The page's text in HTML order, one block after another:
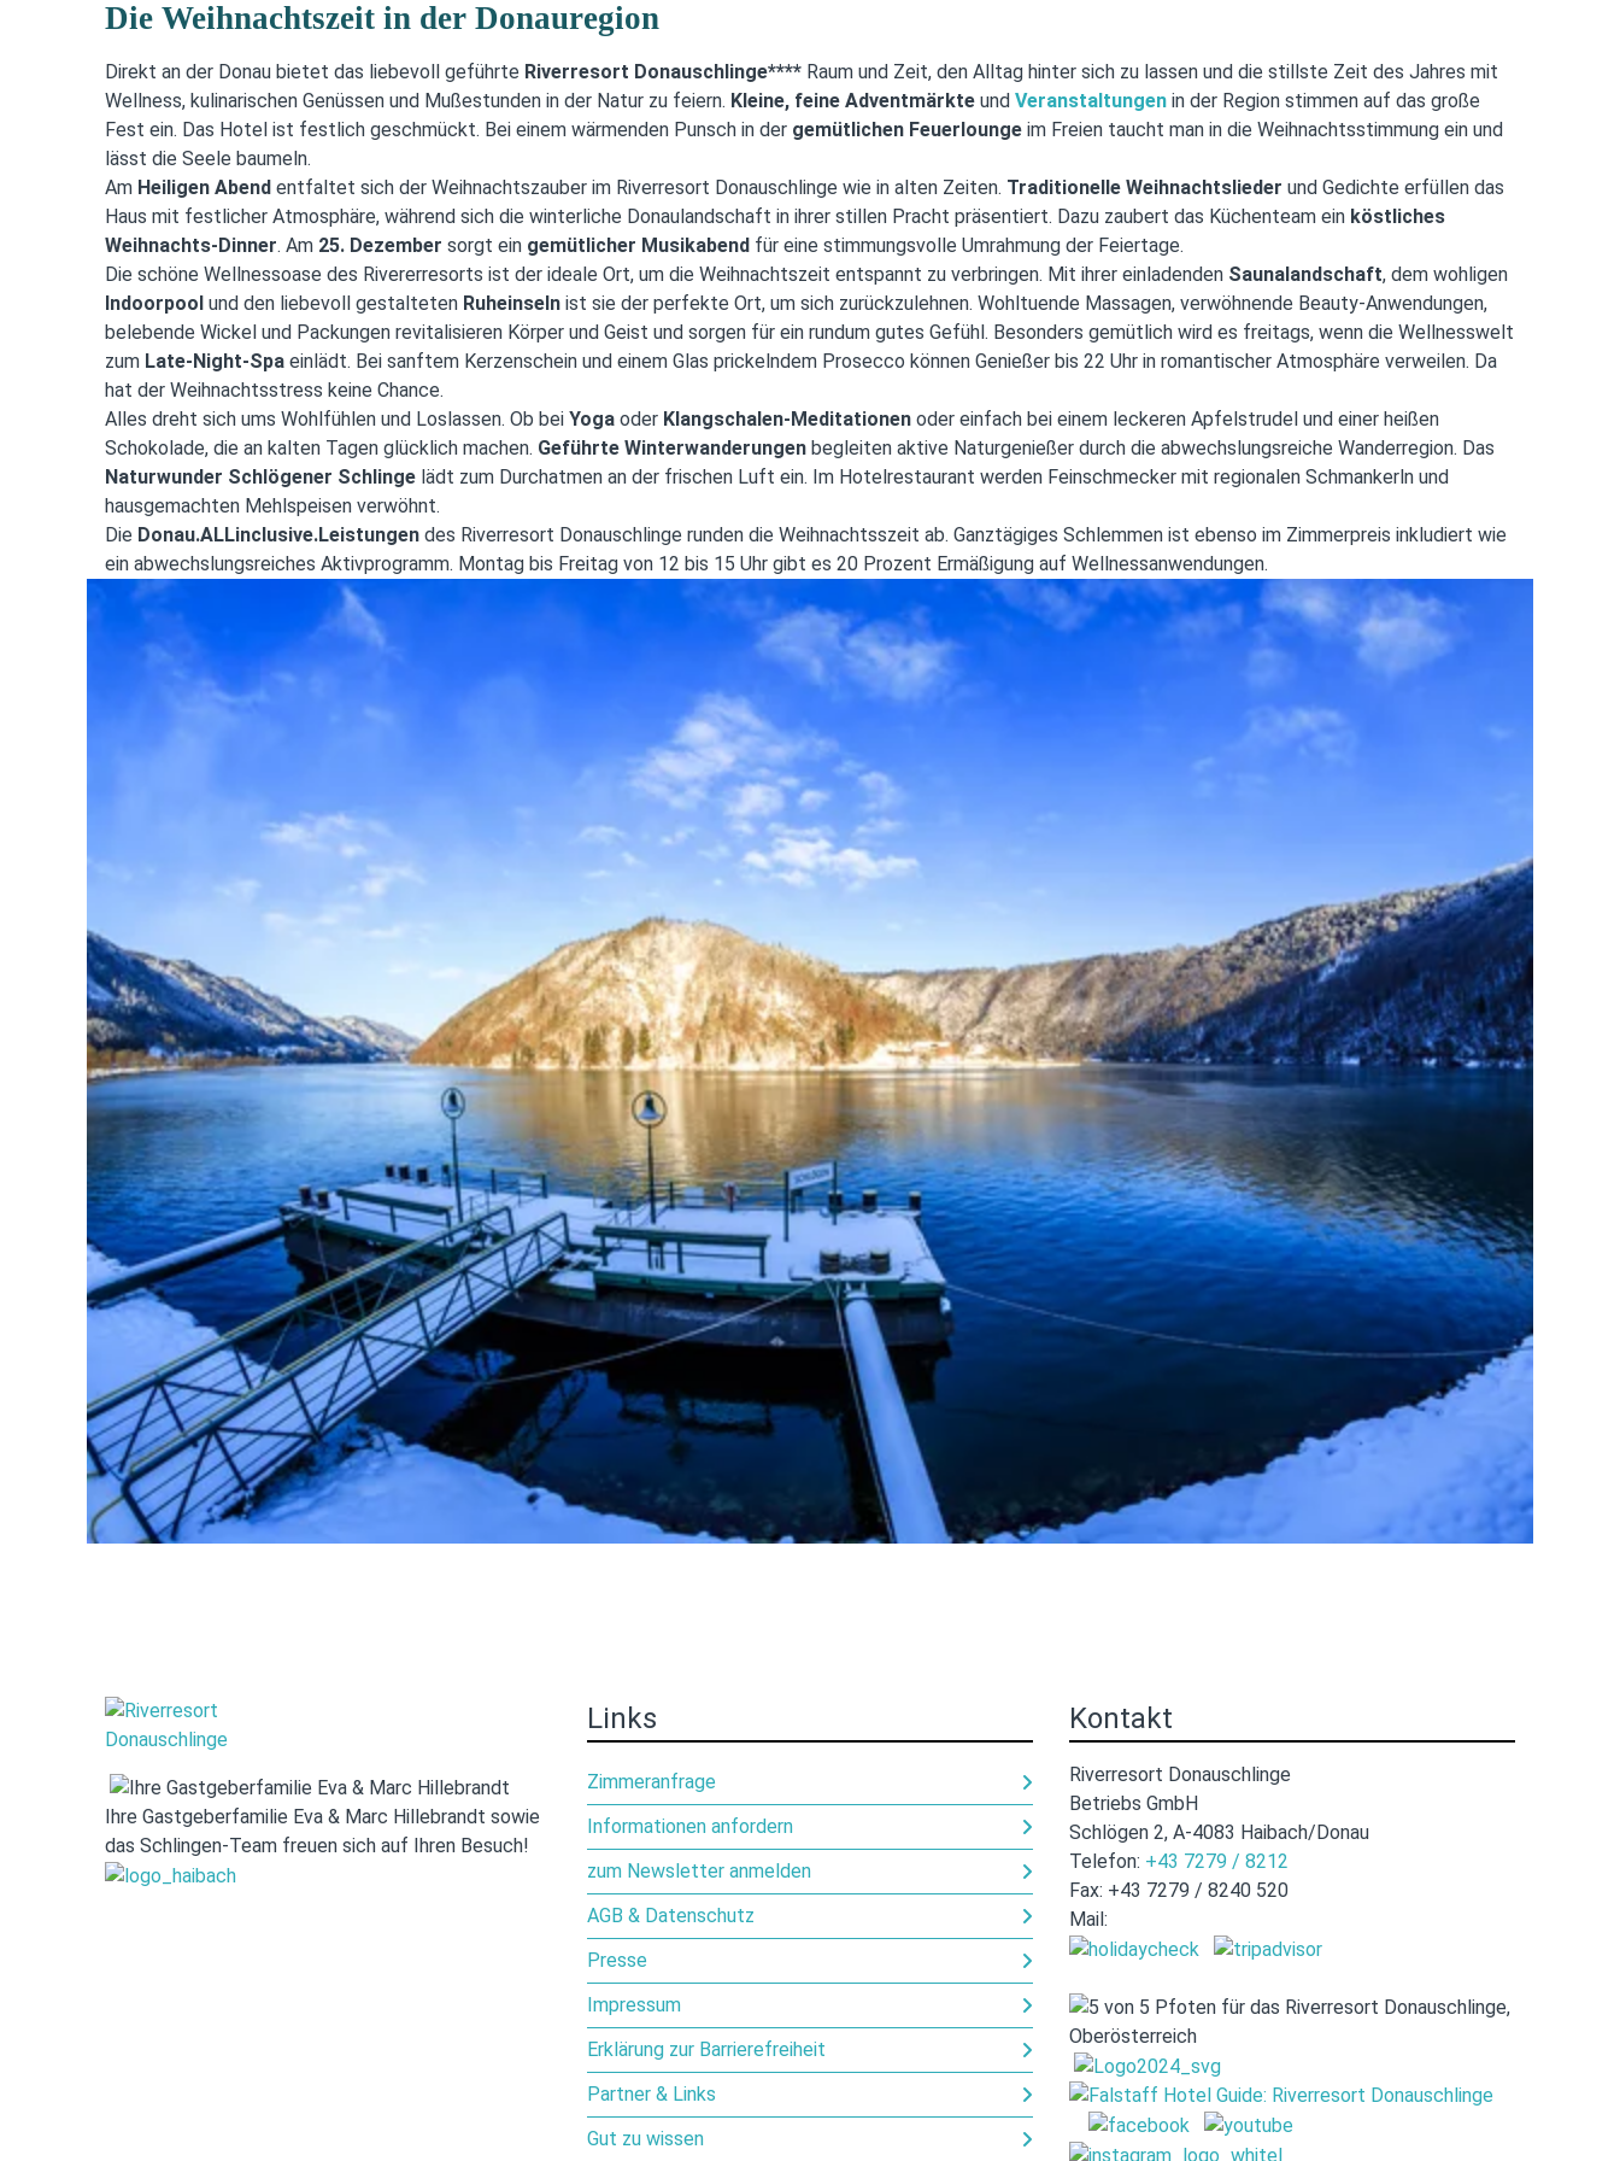
Die Weihnachtszeit in der Donauregion
Direkt an der Donau bietet das liebevoll geführte Riverresort Donauschlinge**** Raum und Zeit, den Alltag hinter sich zu lassen und die stillste Zeit des Jahres mit
Wellness, kulinarischen Genüssen und Mußestunden in der Natur zu feiern. Kleine, feine Adventmärkte und Veranstaltungen in der Region stimmen auf das große
Fest ein. Das Hotel ist festlich geschmückt. Bei einem wärmenden Punsch in der gemütlichen Feuerlounge im Freien taucht man in die Weihnachtsstimmung ein und
lässt die Seele baumeln.
Am Heiligen Abend entfaltet sich der Weihnachtszauber im Riverresort Donauschlinge wie in alten Zeiten. Traditionelle Weihnachtslieder und Gedichte erfüllen das
Haus mit festlicher Atmosphäre, während sich die winterliche Donaulandschaft in ihrer stillen Pracht präsentiert. Dazu zaubert das Küchenteam ein köstliches
Weihnachts-Dinner. Am 25. Dezember sorgt ein gemütlicher Musikabend für eine stimmungsvolle Umrahmung der Feiertage.
Die schöne Wellnessoase des Rivererresorts ist der ideale Ort, um die Weihnachtszeit entspannt zu verbringen. Mit ihrer einladenden Saunalandschaft, dem wohligen
Indoorpool und den liebevoll gestalteten Ruheinseln ist sie der perfekte Ort, um sich zurückzulehnen. Wohltuende Massagen, verwöhnende Beauty-Anwendungen,
belebende Wickel und Packungen revitalisieren Körper und Geist und sorgen für ein rundum gutes Gefühl. Besonders gemütlich wird es freitags, wenn die Wellnesswelt
zum Late-Night-Spa einlädt. Bei sanftem Kerzenschein und einem Glas prickelndem Prosecco können Genießer bis 22 Uhr in romantischer Atmosphäre verweilen. Da
hat der Weihnachtsstress keine Chance.
Alles dreht sich ums Wohlfühlen und Loslassen. Ob bei Yoga oder Klangschalen-Meditationen oder einfach bei einem leckeren Apfelstrudel und einer heißen
Schokolade, die an kalten Tagen glücklich machen. Geführte Winterwanderungen begleiten aktive Naturgenießer durch die abwechslungsreiche Wanderregion. Das
Naturwunder Schlögener Schlinge lädt zum Durchatmen an der frischen Luft ein. Im Hotelrestaurant werden Feinschmecker mit regionalen Schmankerln und
hausgemachten Mehlspeisen verwöhnt.
Die Donau.ALLinclusive.Leistungen des Riverresort Donauschlinge runden die Weihnachtsszeit ab. Ganztägiges Schlemmen ist ebenso im Zimmerpreis inkludiert wie
ein abwechslungsreiches Aktivprogramm. Montag bis Freitag von 12 bis 15 Uhr gibt es 20 Prozent Ermäßigung auf Wellnessanwendungen.
Ihre Gastgeberfamilie Eva & Marc Hillebrandt sowie
das Schlingen-Team freuen sich auf Ihren Besuch!
Links
Zimmeranfrage
Informationen anfordern
zum Newsletter anmelden
AGB & Datenschutz
Presse
Impressum
Erklärung zur Barrierefreiheit
Partner & Links
Gut zu wissen
Kontakt
Riverresort Donauschlinge
Betriebs GmbH
Schlögen 2, A-4083 Haibach/Donau
Telefon: +43 7279 / 8212
Fax: +43 7279 / 8240 520
Mail: